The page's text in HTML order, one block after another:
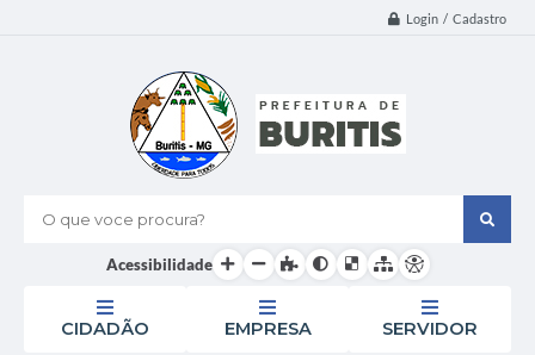
Login / Cadastro
O que voce procura?
Acessibilidade
CIDADÃO EMPRESA SERVIDOR